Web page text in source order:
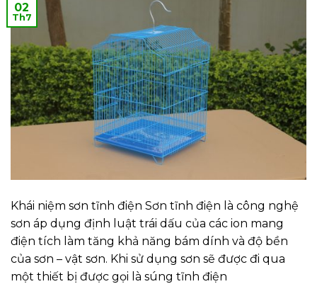
02
Th7
Khái niệm sơn tĩnh điện Sơn tĩnh điện là công nghệ
sơn áp dụng định luật trái dấu của các ion mang
điện tích làm tăng khả năng bám dính và độ bền
của sơn – vật sơn. Khi sử dụng sơn sẽ được đi qua
một thiết bị được gọi là súng tĩnh điện